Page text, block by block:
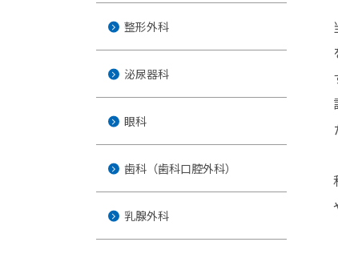
整形外科
泌尿器科
眼科
歯科（歯科口腔外科）
乳腺外科